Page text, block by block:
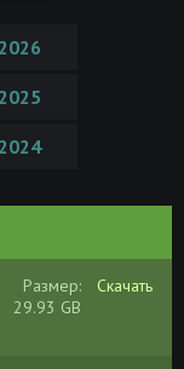
Размер:
29.93 GB
Скачать